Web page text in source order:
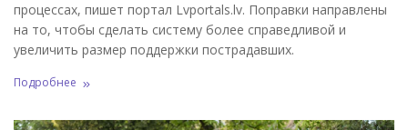
процессах, пишет портал Lvportals.lv. Поправки направлены
на то, чтобы сделать систему более справедливой и
увеличить размер поддержки пострадавших.
Подробнее